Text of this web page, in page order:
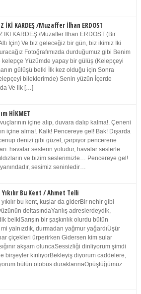
İKİ KARDEŞ /Muzaffer İlhan ERDOST
İKİ KARDEŞ /Muzaffer İlhan ERDOST (Bir
İçin) Ve biz geleceğiz bir gün, biz ikimiz İki
Fotoğrafımızda durduğumuz gibi Benim
kelepçe Yüzümde yapay bir gülüş (Kelepçeyi
gülüşü belki İlk kez olduğu için Sonra
bileklerimde) Senin yüzün İçerde
Ve ilk […]
HİKMET
içine alıp, duvara dalıp kalma!. Çeneni
içine alma!. Kalk! Pencereye gel! Bak! Dışarda
denizi gibi güzel, çarpıyor pencerene
havalar seslerin yoludur, havalar seslerle
ve bizim seslerimizle… Pencereye gel!
sesimiz seninledir…
Bu Kent / Ahmet Telli
bu kent, kuşlar da giderBir nehir gibi
deltasındaYanlış adreslerdeydik,
belkiSarışın bir şaşkınlık olurdu bütün
mi yalnızdık, durmadan yağmur yağardıÜşür
çiçekleri ürperirken Gidersen kim sular
akşam oluncaSessizliği dinliyorum şimdi
birşeyler kırılıyorBekleyiş diyorum caddelere,
bütün otobüs duraklarınaÖpüştüğümüz